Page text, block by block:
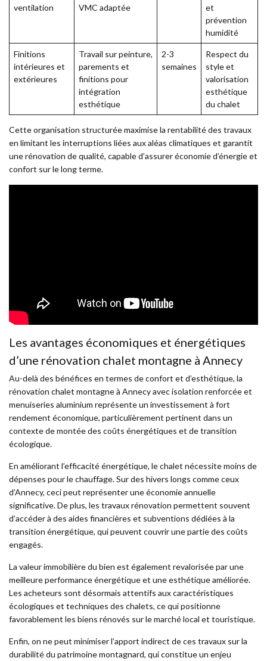
ventilation VMC adaptée
et
prévention
humidité
Finitions
intérieures et
extérieures
Travail sur peinture,
parements et
finitions pour
intégration
esthétique
2-3
semaines
Respect du
style et
valorisation
esthétique
du chalet
Cette organisation structurée maximise la rentabilité des travaux
en limitant les interruptions liées aux aléas climatiques et garantit
une rénovation de qualité, capable d’assurer économie d’énergie et
confort sur le long terme.
Les avantages économiques et énergétiques
d’une rénovation chalet montagne à Annecy
Au-delà des bénéfices en termes de confort et d’esthétique, la
rénovation chalet montagne à Annecy avec isolation renforcée et
menuiseries aluminium représente un investissement à fort
rendement économique, particulièrement pertinent dans un
contexte de montée des coûts énergétiques et de transition
écologique.
En améliorant l’efficacité énergétique, le chalet nécessite moins de
dépenses pour le chauffage. Sur des hivers longs comme ceux
d’Annecy, ceci peut représenter une économie annuelle
significative. De plus, les travaux rénovation permettent souvent
d’accéder à des aides financières et subventions dédiées à la
transition énergétique, qui peuvent couvrir une partie des coûts
engagés.
La valeur immobilière du bien est également revalorisée par une
meilleure performance énergétique et une esthétique améliorée.
Les acheteurs sont désormais attentifs aux caractéristiques
écologiques et techniques des chalets, ce qui positionne
favorablement les biens rénovés sur le marché local et touristique.
Enfin, on ne peut minimiser l’apport indirect de ces travaux sur la
durabilité du patrimoine montagnard, qui constitue un enjeu